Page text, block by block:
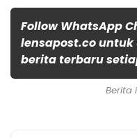
Follow WhatsApp
lensapost.co
berita terbaru
Berita